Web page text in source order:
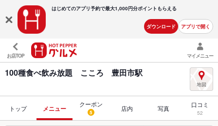
はじめてのアプリ予約で最大1,000円分ポイントもらえる
ダウンロード アプリで開く
お店TOP マイメニュー
100種食べ飲み放題 こころ 豊田市駅
トップ メニュー
クーポン
5 店内 写真 口コミ
52